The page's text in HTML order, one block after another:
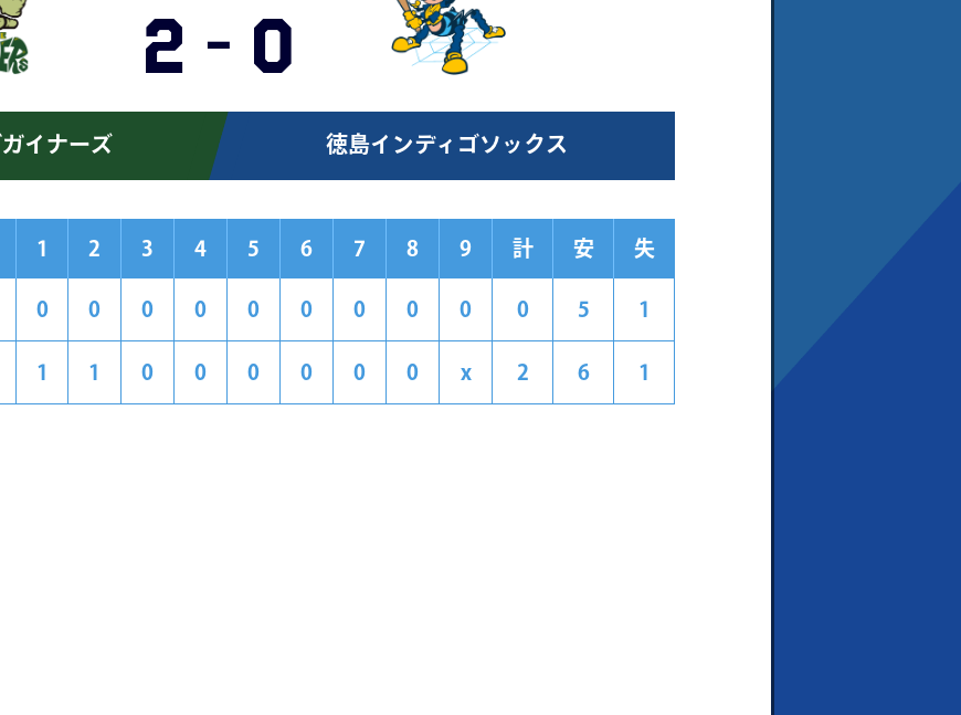
2 - 0
イナーズ 徳島インディゴソックス
1 2 3 4 5 6 7 8 9 計 安 失
0 0 0 0 0 0 0 0 0 0 5 1
1 1 0 0 0 0 0 0 x 2 6 1